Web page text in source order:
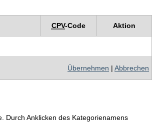
CPV-Code Aktion
Übernehmen | Abbrechen
Durch Anklicken des Kategorienamens